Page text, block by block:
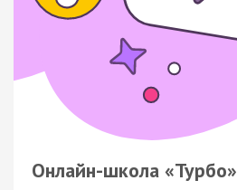
Онлайн-школа «Турбо»